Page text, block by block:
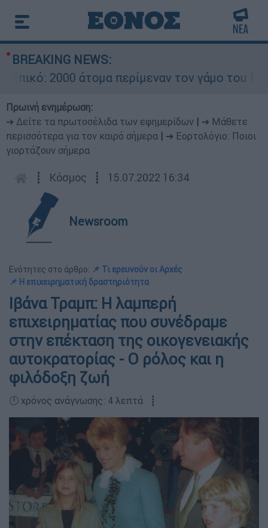
BREAKING NEWS:
2000 άτομα περίμεναν τον γάμο του
Πρωινή ενημέρωση:
➔ Δείτε τα πρωτοσέλιδα των εφημερίδων
➔ Μάθετε
περισσότερα για τον καιρό σήμερα
➔ Εορτολόγιο: Ποιοι
γιορτάζουν σήμερα
┋ Κόσμος ┋ 15.07.2022 16:34
Newsroom
Ενότητες στο άρθρο: 📌 Τι ερευνούν οι Αρχές
📌 Η επιχειρηματική δραστηριότητα
Ιβάνα Τραμπ: Η λαμπερή
επιχειρηματίας που συνέδραμε
στην επέκταση της οικογενειακής
αυτοκρατορίας - Ο ρόλος και η
φιλόδοξη ζωή
🕛 χρόνος ανάγνωσης: 4 λεπτά ┋